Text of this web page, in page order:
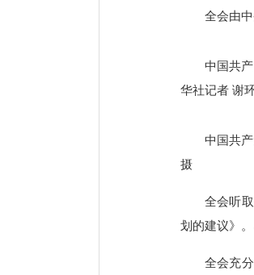
全会由
中国共
华社记者 谢
中国共
摄
全会听
划的建议》
全会充